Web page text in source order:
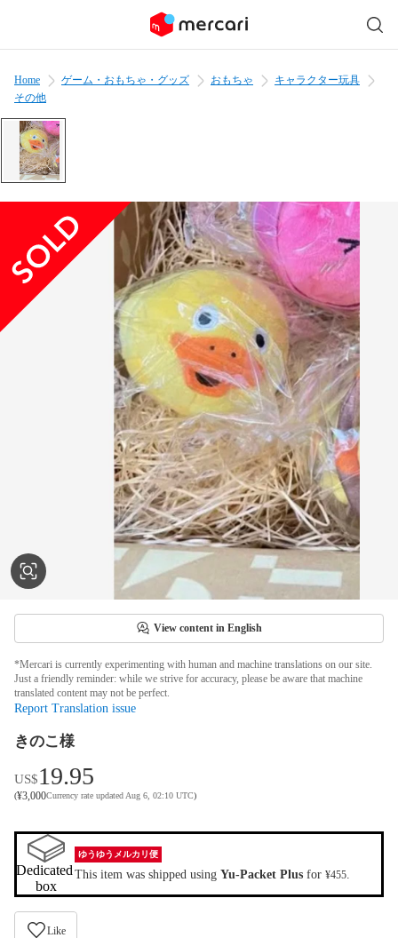
Home ゲーム・おもちゃ・グッズ おもちゃ
キャラクター玩具
その他
View content in English
*Mercari is currently experimenting with human and machine translations on our site.
Just a friendly reminder: while we strive for accuracy, please be aware that machine
translated content may not be perfect.
Report Translation issue
きのこ様
US$19.95
(¥3,000Currency rate updated Aug 6, 02:10 UTC)
Dedicated
box
ゆうゆうメルカリ便
This item was shipped using Yu-Packet Plus for ¥455.
Like